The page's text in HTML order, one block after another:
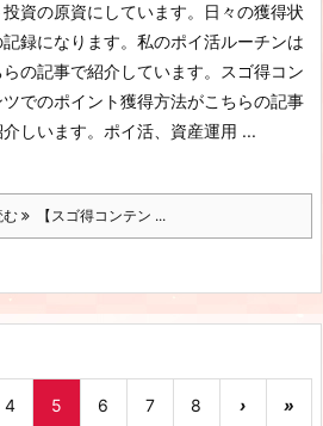
投資の原資にしています。日々の獲得状
録になります。私のポイ活ルーチンは
らの記事で紹介しています。スゴ得コン
ツでのポイント獲得方法がこちらの記事
介しいます。ポイ活、資産運用 ...
む 【スゴ得コンテン ...
4 5 6 7 8 › »